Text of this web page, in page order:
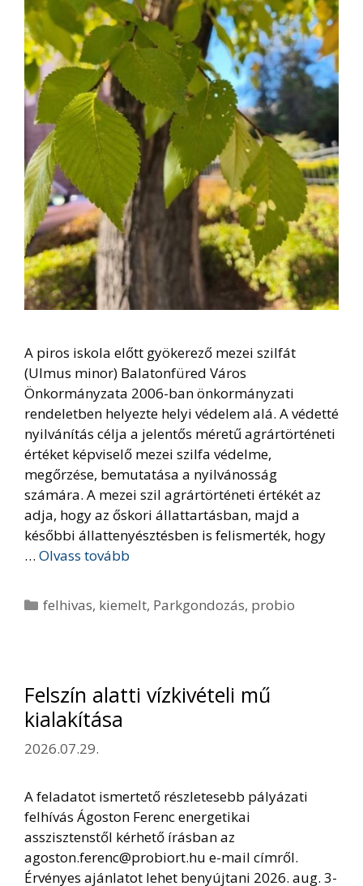
A piros iskola előtt gyökerező mezei szilfát
(Ulmus minor) Balatonfüred Város
Önkormányzata 2006-ban önkormányzati
rendeletben helyezte helyi védelem alá. A védetté
nyilvánítás célja a jelentős méretű agrártörténeti
értéket képviselő mezei szilfa védelme,
megőrzése, bemutatása a nyilvánosság
számára. A mezei szil agrártörténeti értékét az
adja, hogy az őskori állattartásban, majd a
későbbi állattenyésztésben is felismerték, hogy
… Olvass tovább
Kategória
felhivas, kiemelt, Parkgondozás, probio
Felszín alatti vízkivételi mű
kialakítása
2026.07.29.
A feladatot ismertető részletesebb pályázati
felhívás Ágoston Ferenc energetikai
asszisztenstől kérhető írásban az
agoston.ferenc@probiort.hu e-mail címről.
Érvényes ajánlatot lehet benyújtani 2026. aug. 3-